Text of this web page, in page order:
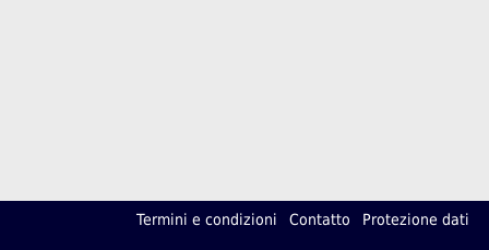
Termini e condizioni Contatto Protezione dati